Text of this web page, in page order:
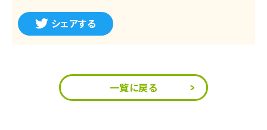
シェアする
一覧に戻る